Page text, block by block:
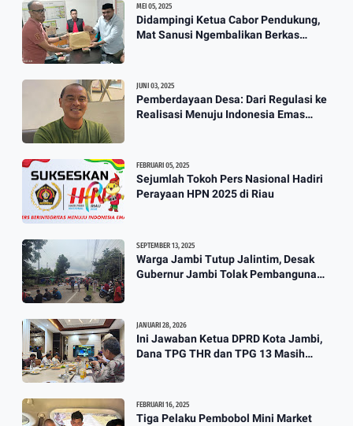
3:57 MEI 05, 2025
Didampingi Ketua Cabor Pendukung,
Mat Sanusi Ngembalikan Berkas
JUNI 03, 2025
Pemberdayaan Desa: Dari Regulasi ke
Realisasi Menuju Indonesia Emas
FEBRUARI 05, 2025
Sejumlah Tokoh Pers Nasional Hadiri
Perayaan HPN 2025 di Riau
SEPTEMBER 13, 2025
Warga Jambi Tutup Jalintim, Desak
Gubernur Jambi Tolak Pembangunan
JANUARI 28, 2026
Ini Jawaban Ketua DPRD Kota Jambi,
Dana TPG THR dan TPG 13 Masih
FEBRUARI 16, 2025
Tiga Pelaku Pembobol Mini Market